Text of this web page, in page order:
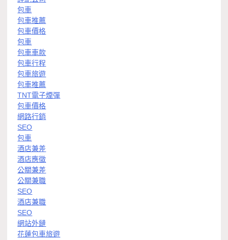
包車
包車推薦
包車價格
包車
包車車款
包車行程
包車旅遊
包車推薦
TNT電子煙彈
包車價格
網路行銷
SEO
包車
酒店兼差
酒店應徵
公關兼差
公關兼職
SEO
酒店兼職
SEO
網站外鏈
花蓮包車旅遊